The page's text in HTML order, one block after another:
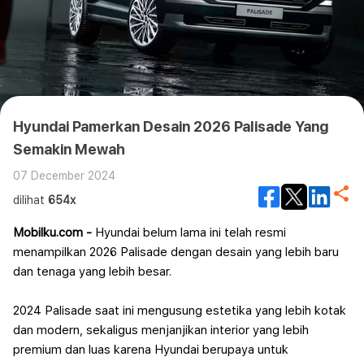
Hyundai Pamerkan Desain 2026 Palisade Yang
Semakin Mewah
07 December 2024
dilihat 654x
Mobilku.com - Hyundai belum lama ini telah resmi
menampilkan 2026 Palisade dengan desain yang lebih baru
dan tenaga yang lebih besar.
2024 Palisade saat ini mengusung estetika yang lebih kotak
dan modern, sekaligus menjanjikan interior yang lebih
premium dan luas karena Hyundai berupaya untuk